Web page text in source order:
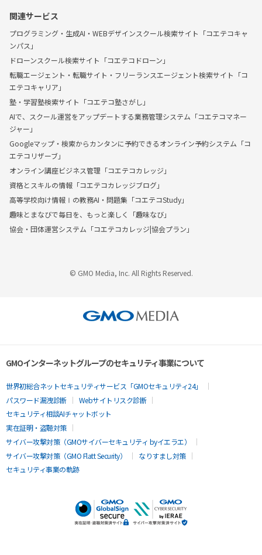
関連サービス
プログラミング・生成AI・WEBデザインスクール検索サイト「コエテコキャ
ンパス」
ドローンスクール検索サイト「コエテコドローン」
転職エージェント・転職サイト・フリーランスエージェント検索サイト「コ
エテコキャリア」
塾・学習塾検索サイト「コエテコ塾さがし」
AIで、スクール運営をアップデートする業務管理システム「コエテコマネー
ジャー」
Googleマップ・検索からカンタンに予約できるオンライン予約システム「コ
エテコリザーブ」
オンライン講座ビジネス管理「コエテコカレッジ」
資格とスキルの情報「コエテコカレッジブログ」
高等学校向け情報Ⅰの教務AI・問題集「コエテコStudy」
趣味とまなびで毎日を、もっと楽しく「趣味なび」
協会・団体運営システム「コエテコカレッジ|協会プラン」
© GMO Media, Inc. All Rights Reserved.
GMOインターネットグループのセキュリティ事業について
世界初総合ネットセキュリティサービス「GMOセキュリティ24」
パスワード漏洩診断
Webサイトリスク診断
セキュリティ相談AIチャットボット
実在証明・盗聴対策
サイバー攻撃対策（GMOサイバーセキュリティ byイエラエ）
サイバー攻撃対策（GMO Flatt Security）
なりすまし対策
セキュリティ事業の軌跡